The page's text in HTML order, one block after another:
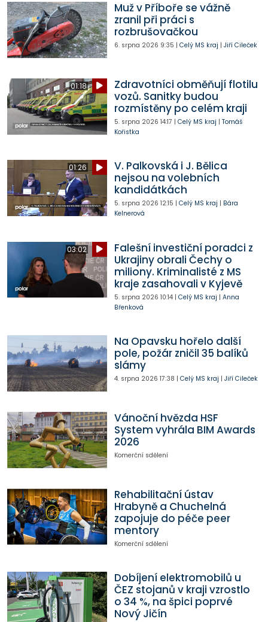
Muž v Příboře se vážně
zranil při práci s
rozbrušovačkou
6. srpna 2026 9:35 | Celý MS kraj | Jiří Cileček
01:18
Zdravotníci obměňují flotilu
vozů. Sanitky budou
rozmístěny po celém kraji
5. srpna 2026 14:17 | Celý MS kraj | Tomáš
Kořistka
01:26
V. Palkovská i J. Bělica
nejsou na volebních
kandidátkách
5. srpna 2026 12:15 | Celý MS kraj | Bára
Kelnerová
03:02
Falešní investiční poradci z
Ukrajiny obrali Čechy o
miliony. Kriminalisté z MS
kraje zasahovali v Kyjevě
5. srpna 2026 10:14| Celý MS kraj | Anna
Břenková
Na Opavsku hořelo další
pole, požár zničil 35 balíků
slámy
4. srpna 2026 17:38 | Celý MS kraj | Jiří Cileček
Vánoční hvězda HSF
System vyhrála BIM Awards
2026
Komerční sdělení
Rehabilitační ústav
Hrabyně a Chuchelná
zapojuje do péče peer
mentory
Komerční sdělení
Dobíjení elektromobilů u
ČEZ stojanů v kraji vzrostlo
o 34 %, na špici poprvé
Nový Jičín